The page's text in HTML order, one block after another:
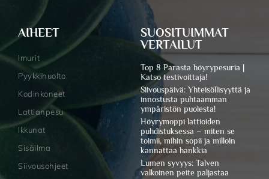
AIHEET
Imurit
Pyykkihuolto
Kodinkoneet
Lattianpesu
Ikkunat
Sisäilma
Siivousohjeet
SUOSITUIMMAT
VERTAILUT
Top 8 Parasta höyrypesuria |
Katso testivoittaja!
Siivouspäivä: Yhteisöllisyyttä ja
innostusta puhtaamman
ympäristön puolesta!
Höyrymoppi lattioiden
puhdistuksessa – miten se
toimii, mihin sopii ja milloin
kannattaa hankkia
Lumen syvyys: Talven
valkoinen peite paljastaa